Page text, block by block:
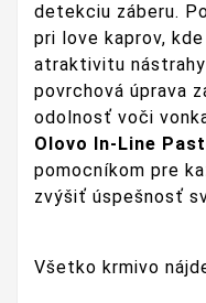
detekciu záberu.
pri love kaprov,
atraktivitu
povrchová úprava
odolnosť voči
Olovo In-Line
pomocníkom pre
zvýšiť úspešnosť
Všetko krmivo